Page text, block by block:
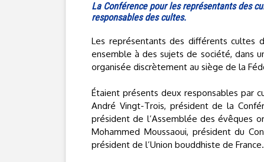
La Conférence pour les représentants des
responsables des cultes.
Les représentants des différents cultes
ensemble à des sujets de société, dans
organisée discrètement au siège de la
Étaient présents deux responsables par
André Vingt-Trois, président de la
président de l’Assemblée des évêques
Mohammed Moussaoui, président du
président de l’Union bouddhiste de France.